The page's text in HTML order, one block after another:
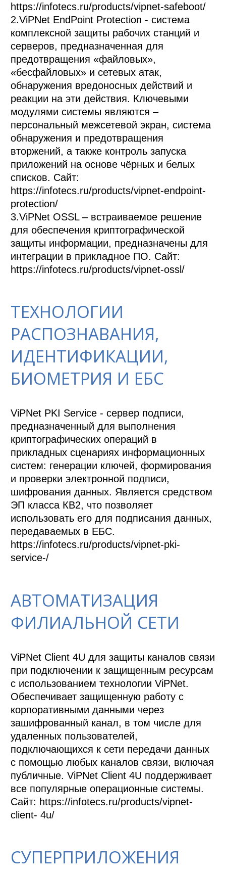
https://infotecs.ru/products/vipnet-safeboot/
2.ViPNet EndPoint Protection - система
комплексной защиты рабочих станций и
серверов, предназначенная для
предотвращения «файловых»,
«бесфайловых» и сетевых атак,
обнаружения вредоносных действий и
реакции на эти действия. Ключевыми
модулями системы являются –
персональный межсетевой экран, система
обнаружения и предотвращения
вторжений, а также контроль запуска
приложений на основе чёрных и белых
списков. Сайт:
https://infotecs.ru/products/vipnet-endpoint-
protection/
3.ViPNet OSSL – встраиваемое решение
для обеспечения криптографической
защиты информации, предназначены для
интеграции в прикладное ПО. Сайт:
https://infotecs.ru/products/vipnet-ossl/
ТЕХНОЛОГИИ
РАСПОЗНАВАНИЯ,
ИДЕНТИФИКАЦИИ,
БИОМЕТРИЯ И ЕБС
ViPNet PKI Service - сервер подписи,
предназначенный для выполнения
криптографических операций в
прикладных сценариях информационных
систем: генерации ключей, формирования
и проверки электронной подписи,
шифрования данных. Является средством
ЭП класса КВ2, что позволяет
использовать его для подписания данных,
передаваемых в ЕБС.
https://infotecs.ru/products/vipnet-pki-
service-/
АВТОМАТИЗАЦИЯ
ФИЛИАЛЬНОЙ СЕТИ
ViPNet Client 4U для защиты каналов связи
при подключении к защищенным ресурсам
с использованием технологии ViPNet.
Обеспечивает защищенную работу с
корпоративными данными через
зашифрованный канал, в том числе для
удаленных пользователей,
подключающихся к сети передачи данных
с помощью любых каналов связи, включая
публичные. ViPNet Client 4U поддерживает
все популярные операционные системы.
Сайт: https://infotecs.ru/products/vipnet-
client- 4u/
СУПЕРПРИЛОЖЕНИЯ